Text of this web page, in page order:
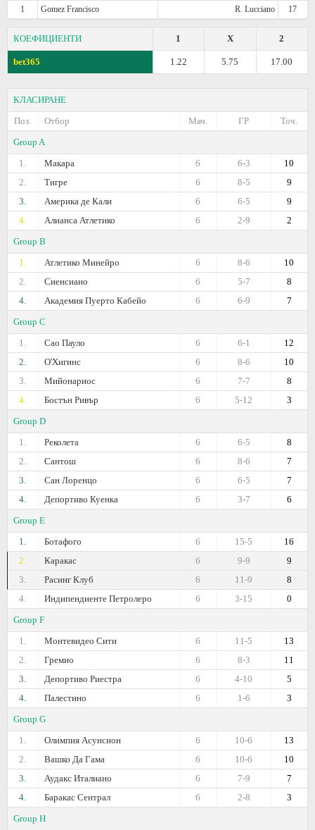
1 Gomez Francisco R. Lucciano 17
КОЕФИЦИЕНТИ 2
X
1
bet365 17.00
5.75
1.22
КЛАСИРАНЕ
Поз.
Отбор Точ.
ГР
Мач.
Group A
1.
Макара 10
6-3
6
2.
Тигре 9
8-5
6
3.
Америка де Кали 9
6-5
6
4.
Алианса Атлетико 2
2-9
6
Group B
1.
Атлетико Минейро 10
8-6
6
2.
Сиенсиано 8
5-7
6
4.
Академия Пуерто Кабейо 7
6-9
6
Group C
1.
Сао Пауло 12
6-1
6
2.
О'Хигинс 10
8-6
6
3.
Мийонариос 8
7-7
6
4.
Бостън Ривър 3
5-12
6
Group D
1.
Реколета 8
6-5
6
2.
Сантош 7
8-6
6
3.
Сан Лоренцо 7
6-5
6
4.
Депортиво Куенка 6
3-7
6
Group E
1.
Ботафого 16
15-5
6
2.
Каракас 9
9-9
6
3.
Расинг Клуб 8
11-9
6
4.
Индипендиенте Петролеро 0
3-15
6
Group F
1.
Монтевидео Сити 13
11-5
6
2.
Гремио 11
8-3
6
3.
Депортиво Риестра 5
4-10
6
4.
Палестино 3
1-6
6
Group G
1.
Олимпия Асунсион 13
10-6
6
2.
Вашко Да Гама 10
10-6
6
3.
Аудакс Италиано 7
7-9
6
4.
Баракас Сентрал 3
2-8
6
Group H